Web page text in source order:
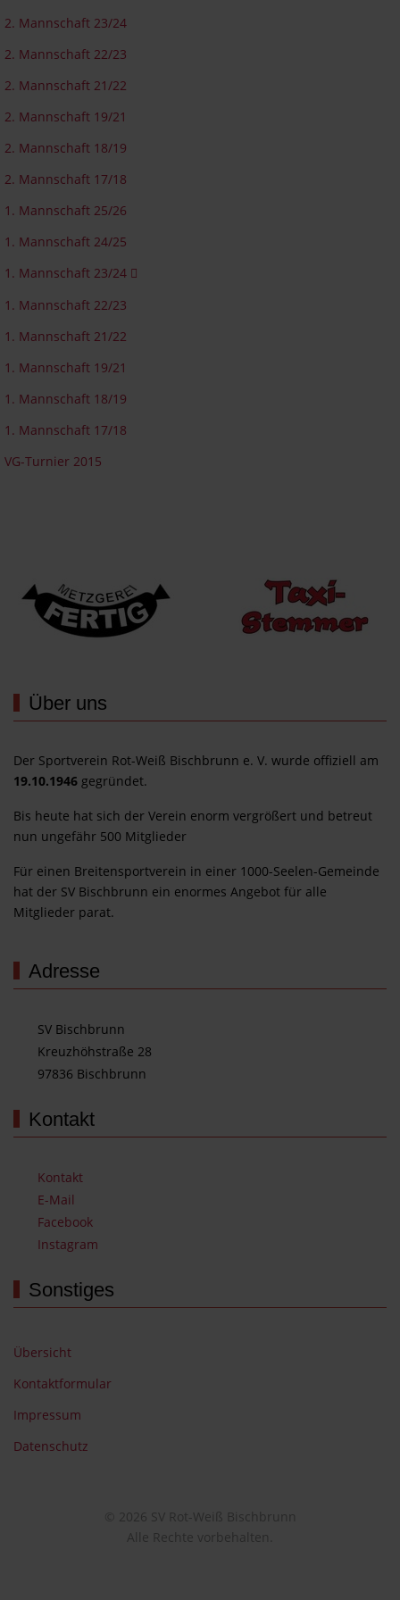
2. Mannschaft 23/24
2. Mannschaft 22/23
2. Mannschaft 21/22
2. Mannschaft 19/21
2. Mannschaft 18/19
2. Mannschaft 17/18
1. Mannschaft 25/26
1. Mannschaft 24/25
1. Mannschaft 23/24
1. Mannschaft 22/23
1. Mannschaft 21/22
1. Mannschaft 19/21
1. Mannschaft 18/19
1. Mannschaft 17/18
VG-Turnier 2015
Über uns
Der Sportverein Rot-Weiß Bischbrunn e. V. wurde offiziell am
19.10.1946 gegründet.
Bis heute hat sich der Verein enorm vergrößert und betreut
nun ungefähr 500 Mitglieder
Für einen Breitensportverein in einer 1000-Seelen-Gemeinde
hat der SV Bischbrunn ein enormes Angebot für alle
Mitglieder parat.
Adresse
SV Bischbrunn
Kreuzhöhstraße 28
97836 Bischbrunn
Kontakt
Kontakt
E-Mail
Facebook
Instagram
Sonstiges
Übersicht
Kontaktformular
Impressum
Datenschutz
© 2026 SV Rot-Weiß Bischbrunn
Alle Rechte vorbehalten.